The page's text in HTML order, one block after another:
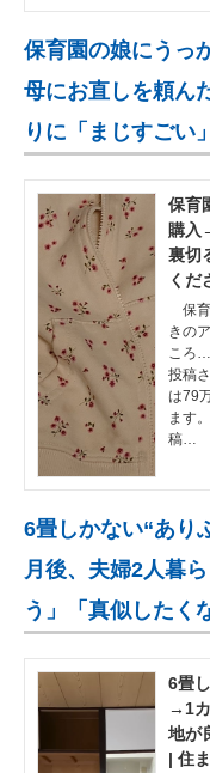
保育園の娘にうっ
母にお直しを頼
りに「まじすごい
保育
購入
裏切
くだ
保育
きの
ころ
投稿
は79
ます
稿…
6畳しかない“あり
月後、夫婦2人暮
う」「真似したく
6畳
→1
地が
| 住